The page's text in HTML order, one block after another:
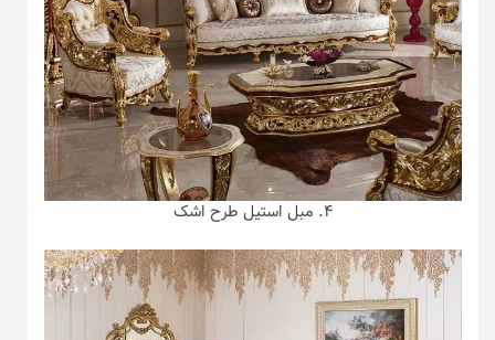
۴. مبل استیل طرح اشک